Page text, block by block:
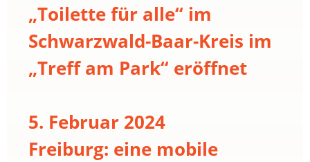
„Toilette für alle“ im
Schwarzwald-Baar-Kreis im
„Treff am Park“ eröffnet
5. Februar 2024
Freiburg: eine mobile